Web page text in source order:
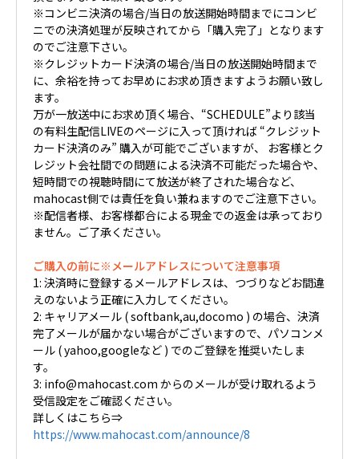
※コンビニ決済の場合/当日の放送開始時間までにコンビ
ニでの決済処理が反映されてから「購入完了」となります
のでご注意下さい。
※クレジットカード決済の場合/当日の放送開始時間まで
に、余裕を持ってお早めにお求め頂きますようお願い致し
ます。
万が一放送中にお求め頂く場合、“SCHEDULE”より該当
の有料生配信LIVEのページに入って頂ければ “クレジット
カード決済のみ” 購入が可能でございますが、 お客様とク
レジット会社間での問題による決済不可能だった場合や、
短時間での視聴時間にて放送が終了された場合など、
mahocast側では責任を負い兼ねますのでご注意下さい。
※配信者様、お客様都合による現金での返金は承っており
ません。ご了承ください。
ご購入の前に※メールアドレスについて注意事項
1: 決済時に登録するメールアドレスは、つづりなどお間違
えのないよう正確に入力してください。
2: キャリアメール ( softbank,au,docomo ) の場合、決済
完了メールが届かない場合がございますので、パソコンメ
ール ( yahoo,googleなど ) でのご登録を推奨いたしま
す。
3: info@mahocast.com からのメールが受け取れるよう
受信設定をご確認ください。
詳しくはこちら⇒
https://www.mahocast.com/announce/8